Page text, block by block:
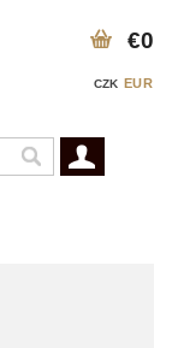
CZK EUR
€0